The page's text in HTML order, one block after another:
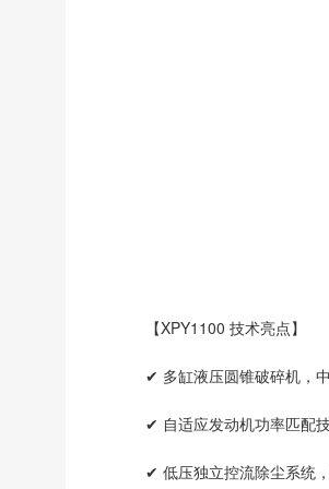
【XPY1100 技术亮点】
✔ 多缸液压圆锥破碎机，
✔ 自适应发动机功率匹配
✔ 低压独立控流除尘系统